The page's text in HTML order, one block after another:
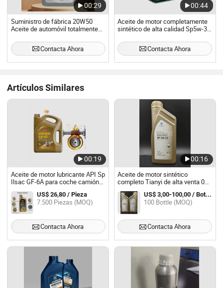
00:29
Suministro de fábrica 20W50
Aceite de automóvil totalmente
20W50 Aceite de motor Sn
Contacta Ahora
00:44
Aceite de motor completamente
sintético de alta calidad Sp5w-30
Servicio
Contacta Ahora
Artículos Similares
00:19
Aceite de motor lubricante API Sp
Ilsac GF-6A para coche camión
ahorra combustible químico
US$ 26,80 / Pieza
7.500 Piezas (MOQ)
Contacta Ahora
00:16
Aceite de motor sintético
completo Tianyi de alta venta 0W
-20
US$ 3,00-100,00 / Bottle
100 Bottle (MOQ)
Contacta Ahora